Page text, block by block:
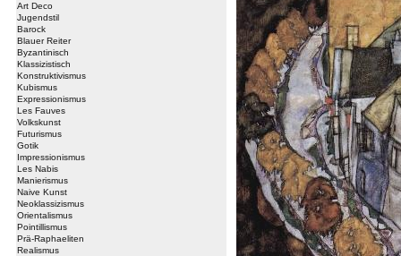
Art Deco
Jugendstil
Barock
Blauer Reiter
Byzantinisch
Klassizistisch
Konstruktivismus
Kubismus
Expressionismus
Les Fauves
Volkskunst
Futurismus
Gotik
Impressionismus
Les Nabis
Manierismus
Naive Kunst
Neoklassizismus
Orientalismus
Pointillismus
Prä-Raphaeliten
Realismus